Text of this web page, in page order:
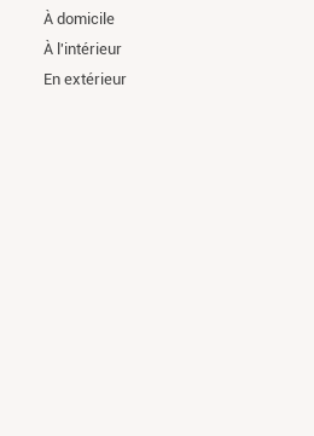
À domicile
À l'intérieur
En extérieur